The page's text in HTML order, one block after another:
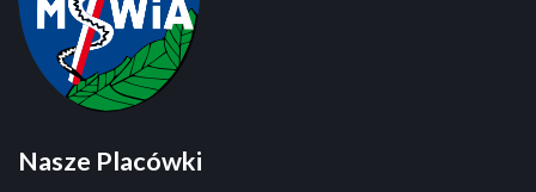
Nasze Placówki